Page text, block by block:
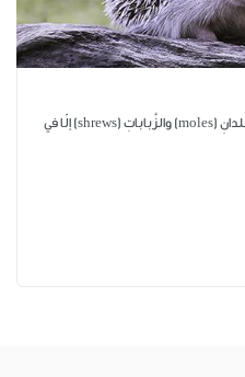
لا يكثُرُ نَشاطُ القَنافِذِ (hedgehogs) والخُلدانِ (moles) والزَّباباتِ (shrews) إلّا في